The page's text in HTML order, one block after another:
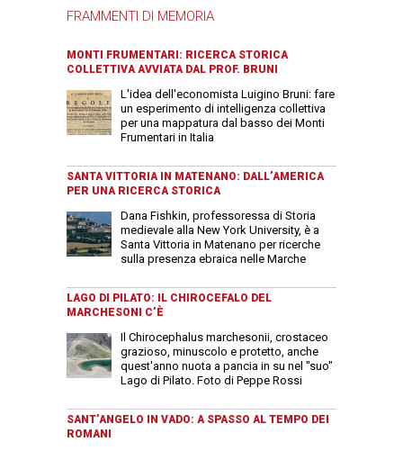
FRAMMENTI DI MEMORIA
MONTI FRUMENTARI: RICERCA STORICA
COLLETTIVA AVVIATA DAL PROF. BRUNI
L'idea dell'economista Luigino Bruni: fare
un esperimento di intelligenza collettiva
per una mappatura dal basso dei Monti
Frumentari in Italia
SANTA VITTORIA IN MATENANO: DALL’AMERICA
PER UNA RICERCA STORICA
Dana Fishkin, professoressa di Storia
medievale alla New York University, è a
Santa Vittoria in Matenano per ricerche
sulla presenza ebraica nelle Marche
LAGO DI PILATO: IL CHIROCEFALO DEL
MARCHESONI C’È
Il Chirocephalus marchesonii, crostaceo
grazioso, minuscolo e protetto, anche
quest'anno nuota a pancia in su nel "suo"
Lago di Pilato. Foto di Peppe Rossi
SANT’ANGELO IN VADO: A SPASSO AL TEMPO DEI
ROMANI